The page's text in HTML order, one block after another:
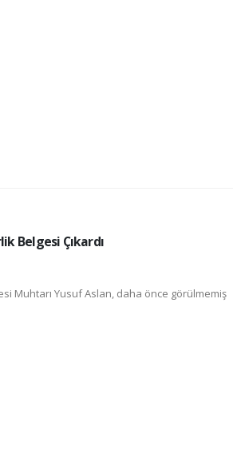
Belgesi Çıkardı
Muhtarı Yusuf Aslan, daha önce görülmemiş